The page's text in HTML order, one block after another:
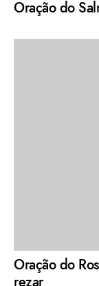
Oração do
Oração do
rezar